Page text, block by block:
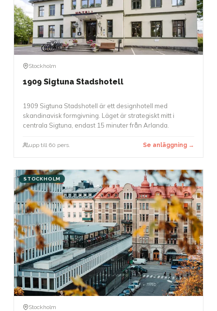
Stockholm
1909 Sigtuna Stadshotell
1909 Sigtuna Stadshotell är ett designhotell med
skandinavisk formgivning. Läget är strategiskt mitt i
centrala Sigtuna, endast 15 minuter från Arlanda.
upp till 60 pers. Se anläggning →
STOCKHOLM
Stockholm